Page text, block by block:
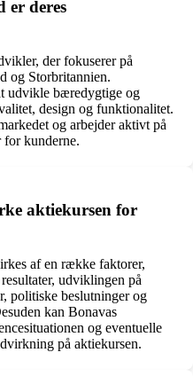
er deres
der fokuserer på
og Storbritannien.
udvikle bæredygtige og
design og funktionalitet.
og arbejder aktivt på
for kunderne.
aktiekursen for
af en række faktorer,
udviklingen på
politiske beslutninger og
kan Bonavas
og eventuelle
på aktiekursen.